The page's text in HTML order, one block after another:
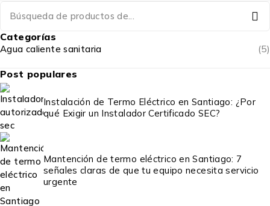
Categorías
Agua caliente sanitaria (5)
Post populares
Instalación de Termo Eléctrico en Santiago: ¿Por
qué Exigir un Instalador Certificado SEC?
Mantención de termo eléctrico en Santiago: 7
señales claras de que tu equipo necesita servicio
urgente